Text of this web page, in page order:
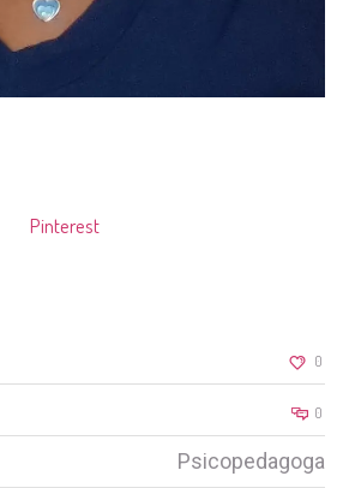
Pinterest
0
0
Psicopedagoga